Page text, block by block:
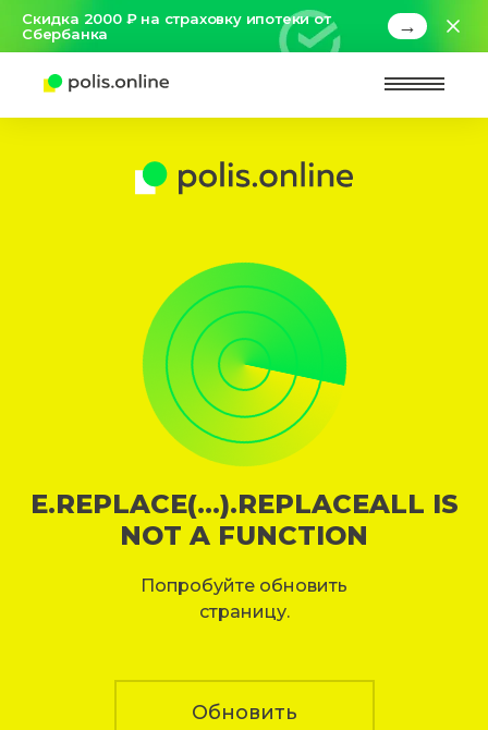
Скидка 2000 ₽ на страховку ипотеки от
Сбербанка
→
E.REPLACE(...).REPLACEALL IS
NOT A FUNCTION
Попробуйте обновить
страницу.
Обновить